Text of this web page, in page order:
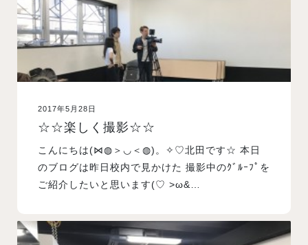
2017年5月28日
☆☆楽しく撮影☆☆
こんにちは(⋈◍＞◡＜◍)。✧♡北田です☆ 本日
のブログは昨日校内で見かけた 撮影中のｸﾞﾙｰﾌﾟを
ご紹介したいと思います(♡ >ω&…